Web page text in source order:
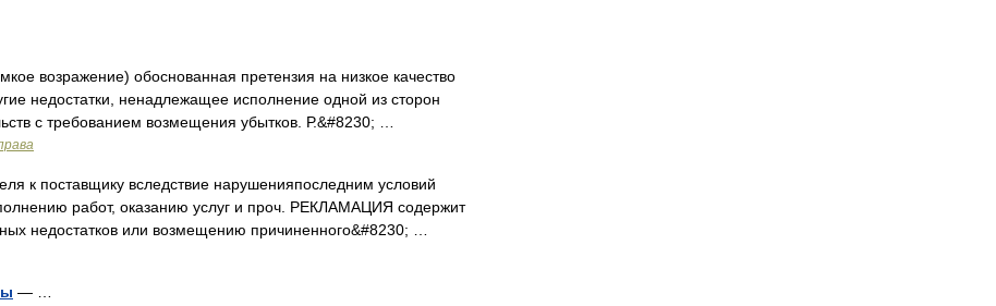
возражение) обоснованная претензия на низкое качество
недостатки, ненадлежащее исполнение одной из сторон
с требованием возмещения убытков. Р.&#8230; …
к поставщику вследствие нарушенияпоследним условий
работ, оказанию услуг и проч. РЕКЛАМАЦИЯ содержит
недостатков или возмещению причиненного&#8230; …
— …